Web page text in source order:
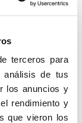
terceros para
análisis de tus
los anuncios y
rendimiento y
que vieron los